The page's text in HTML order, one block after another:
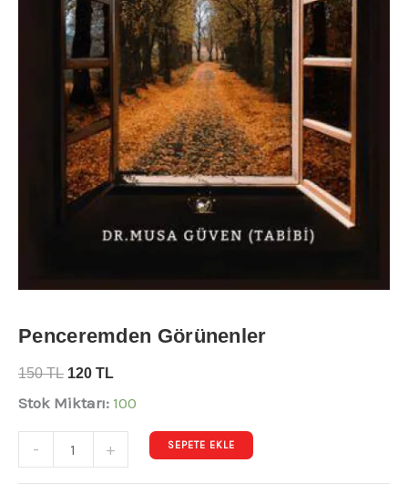
Penceremden Görünenler
150TL 120 TL
Stok Miktarı: 100
- + SEPETE EKLE